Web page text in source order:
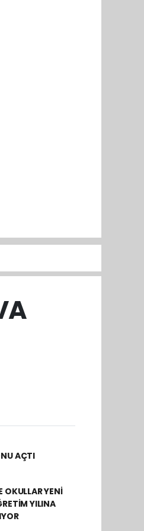
AÇTI
OKULLAR YENİ
YILINA